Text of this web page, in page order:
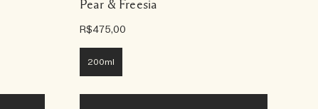
Pear & Freesia
R$475,00
200ml